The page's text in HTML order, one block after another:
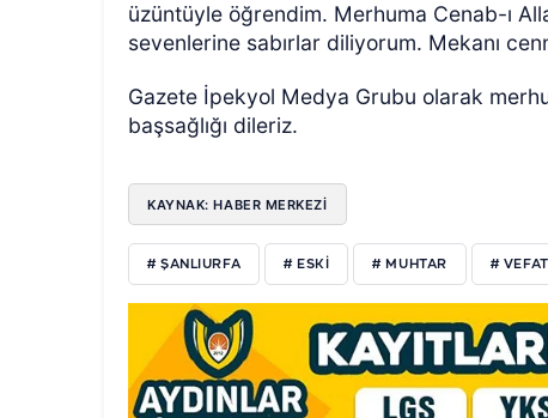
üzüntüyle öğrendim. Merhuma Cenab-ı
sevenlerine sabırlar diliyorum. Mekanı
Gazete İpekyol Medya Grubu olarak
başsağlığı dileriz.
KAYNAK: HABER MERKEZİ
# ŞANLIURFA # ESKİ # MUHTAR # VEFAT